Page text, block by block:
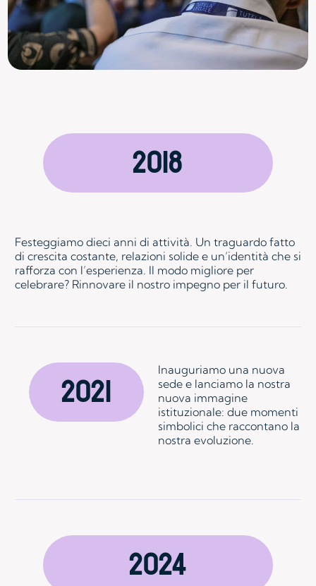
Festeggiamo dieci anni di attività. Un traguardo fatto
di crescita costante, relazioni solide e un’identità che si
rafforza con l’esperienza. Il modo migliore per
celebrare? Rinnovare il nostro impegno per il futuro.
2018
2021
Inauguriamo una nuova
sede e lanciamo la nostra
nuova immagine
istituzionale: due momenti
simbolici che raccontano la
nostra evoluzione.
2024